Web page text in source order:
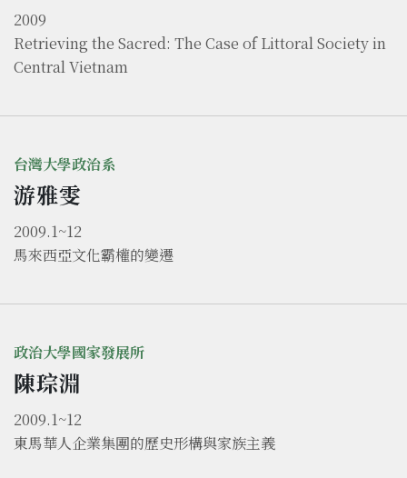
2009
Retrieving the Sacred: The Case of Littoral Society in
Central Vietnam
台灣大學政治系
游雅雯
2009.1~12
馬來西亞文化霸權的變遷
政治大學國家發展所
陳琮淵
2009.1~12
東馬華人企業集團的歷史形構與家族主義